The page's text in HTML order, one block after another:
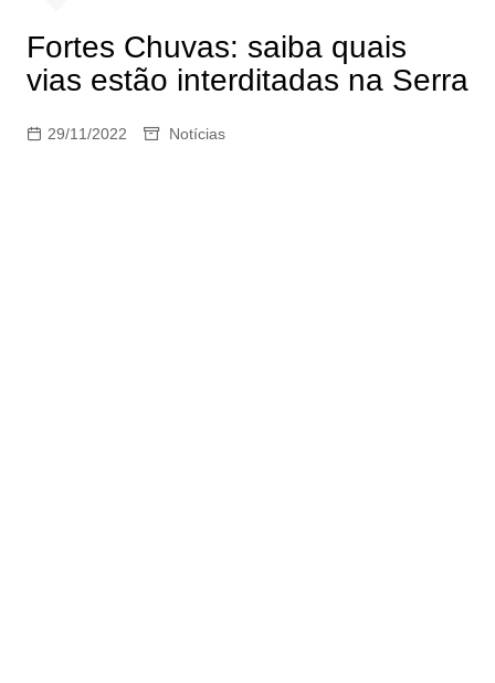
Fortes Chuvas: saiba quais
vias estão interditadas na Serra
29/11/2022 Notícias